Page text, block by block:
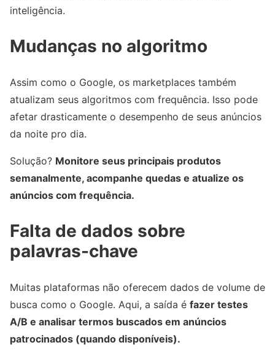
inteligência.
Mudanças no algoritmo
Assim como o Google, os marketplaces também
atualizam seus algoritmos com frequência. Isso pode
afetar drasticamente o desempenho de seus anúncios
da noite pro dia.
Solução? Monitore seus principais produtos
semanalmente, acompanhe quedas e atualize os
anúncios com frequência.
Falta de dados sobre
palavras-chave
Muitas plataformas não oferecem dados de volume de
busca como o Google. Aqui, a saída é fazer testes
A/B e analisar termos buscados em anúncios
patrocinados (quando disponíveis).